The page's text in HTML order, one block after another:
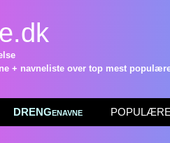
+ navneliste over top mest
DRENGenavne POPULÆRE